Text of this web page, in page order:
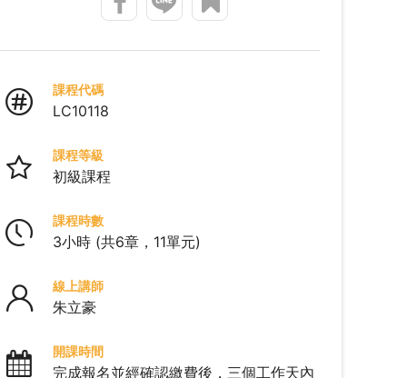
課程代碼
LC10118
課程等級
初級課程
課程時數
3小時 (共6章，11單元)
線上講師
朱立豪
開課時間
完成報名並經確認繳費後，三個工作天內